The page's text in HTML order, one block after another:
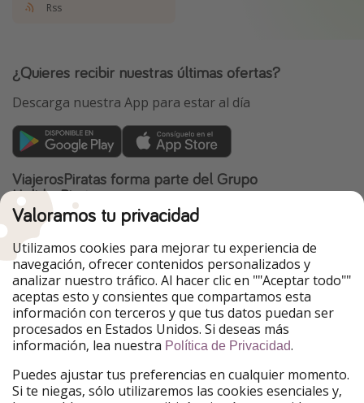
Rss
¿Quieres recibir nuestras últimas ofertas?
Descarga nuestra App para estar al día
ViajerosPiratas forma parte del Grupo
HolidayPirates
Nuestros mercados
PiratinViaggio
HolidayPirates
VakantiePiraten
WakacyjniPiraci
VoyagesPirates
Ferienpiraten
Urlaubspiraten
Urlaubspiraten
TravelPirates
Nuestro grupo
HolidayPirates Group
Valoramos tu privacidad
Utilizamos cookies para mejorar tu experiencia de
navegación, ofrecer contenidos personalizados y
analizar nuestro tráfico. Al hacer clic en ""Aceptar todo""
aceptas esto y consientes que compartamos esta
información con terceros y que tus datos puedan ser
procesados en Estados Unidos. Si deseas más
información, lea nuestra Política de Privacidad.
Puedes ajustar tus preferencias en cualquier momento.
Si te niegas, sólo utilizaremos las cookies esenciales y,